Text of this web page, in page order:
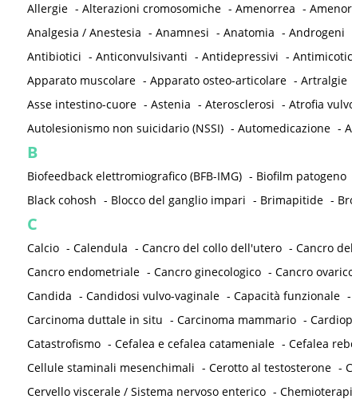
Allergie - Alterazioni cromosomiche - Amenorrea -
Analgesia / Anestesia - Anamnesi - Anatomia - Androgeni
Antibiotici - Anticonvulsivanti - Antidepressivi -
Apparato muscolare - Apparato osteo-articolare - Artralgie
Asse intestino-cuore - Astenia - Aterosclerosi - Atrofia
Autolesionismo non suicidario (NSSI) - Automedicazione -
B
Biofeedback elettromiografico (BFB-IMG) - Biofilm patogeno
Black cohosh - Blocco del ganglio impari - Brimapitide -
C
Calcio - Calendula - Cancro del collo dell'utero - Cancro
Cancro endometriale - Cancro ginecologico - Cancro
Candida - Candidosi vulvo-vaginale - Capacità funzionale -
Carcinoma duttale in situ - Carcinoma mammario -
Catastrofismo - Cefalea e cefalea catameniale - Cefalea
Cellule staminali mesenchimali - Cerotto al testosterone -
Cervello viscerale / Sistema nervoso enterico -